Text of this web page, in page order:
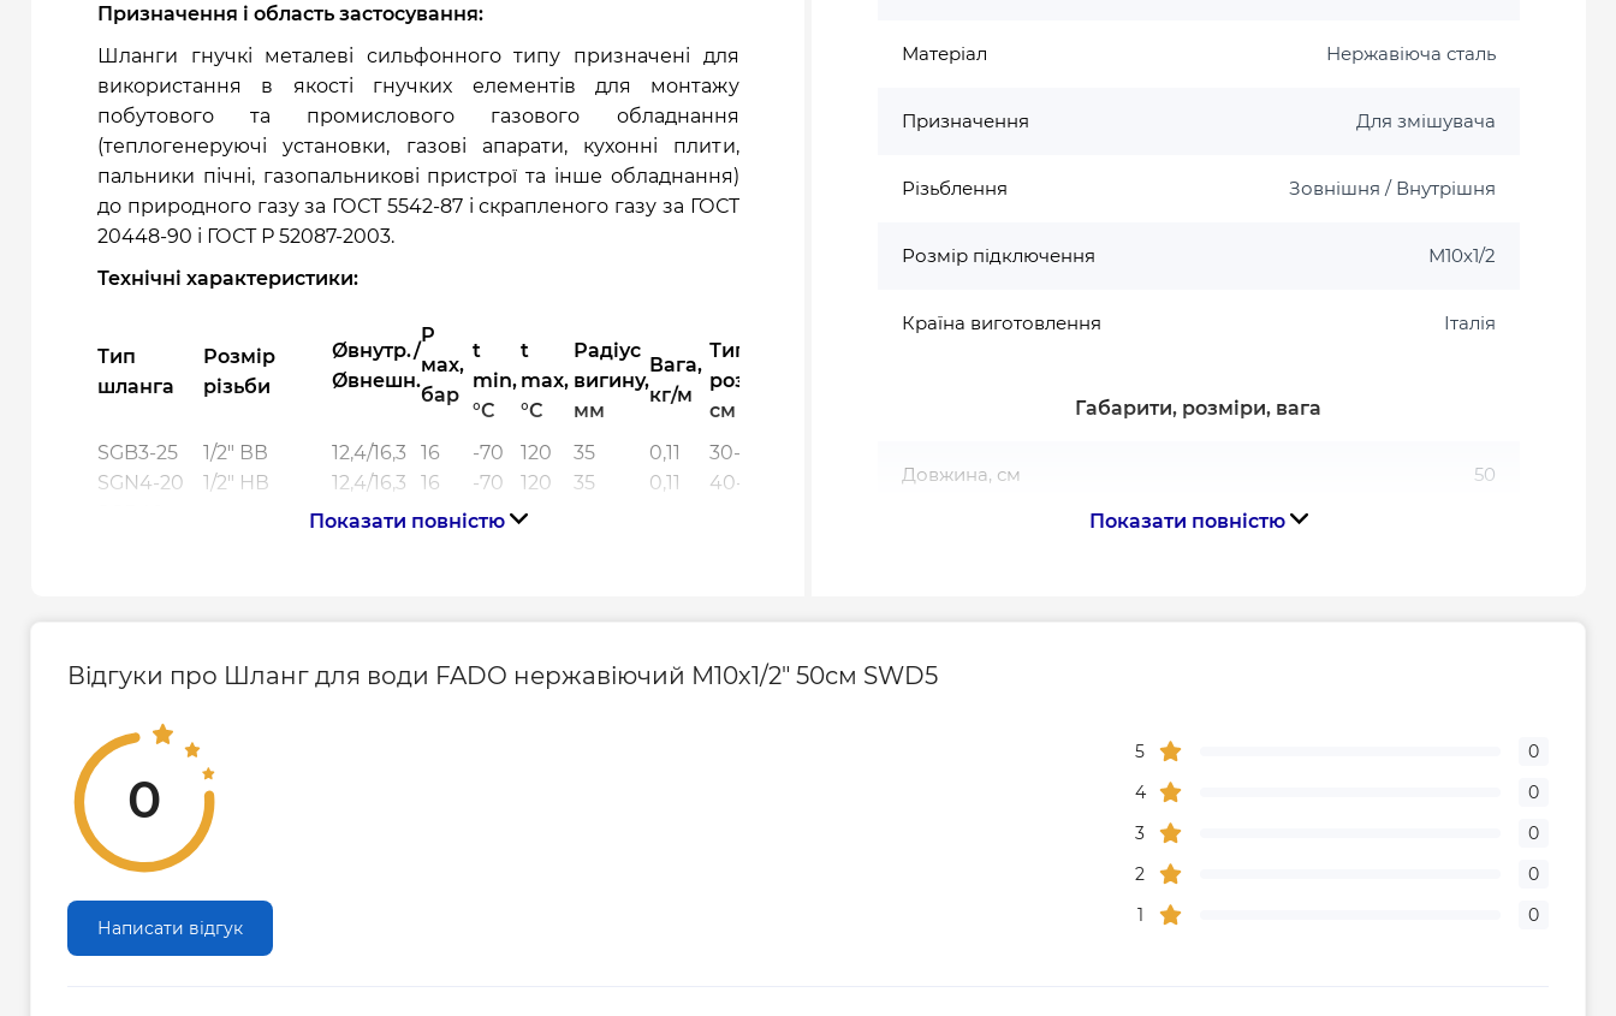
Призначення і область застосування:
Шланги гнучкі металеві сильфонного типу призначені для
використання в якості гнучких елементів для монтажу
побутового та промислового газового обладнання
(теплогенеруючі установки, газові апарати, кухонні плити,
пальники пічні, газопальникові пристрої та інше обладнання)
до природного газу за ГОСТ 5542-87 і скрапленого газу за ГОСТ
20448-90 і ГОСТ Р 52087-2003.
Технічні характеристики:
Тип
шланга
Розмір
різьби
Øвнутр./
Øвнешн.
Р
мах,
бар
t
min,
°C
t
max,
°C
Радіус
вигину,
мм
Вага,
кг/м
Типо-
розмі
см
SGB3-25
1/2" ВВ 12,4/16,3 16 -70 120 35 0,11
30-250
SGN4-20
1/2" НВ 12,4/16,3 16 -70 120 35 0,11
40-200
16,9/22,0 16 -70 120
SWD3-10
130
30-100
Країна виробник: Італія.
Показати повністю
Матеріал Нержавіюча сталь
Призначення Для змішувача
Різьблення Зовнішня / Внутрішня
Розмір підключення М10х1/2
Країна виготовлення Італія
Габарити, розміри, вага
Довжина, см 50
Показати повністю
Відгуки про Шланг для води FADO нержавіючий М10х1/2" 50см SWD5
0
Написати відгук
5
0
4
0
3
0
2
0
1
0